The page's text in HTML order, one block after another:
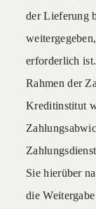
der Lieferung
erforderlich
Rahmen der
Kreditinstitut
Sie hierüber
die